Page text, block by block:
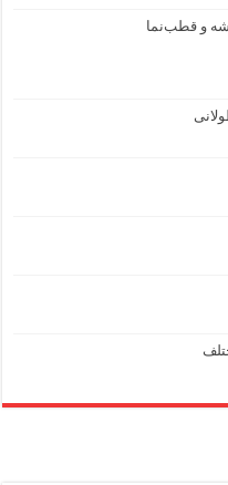
و قطب‌نما